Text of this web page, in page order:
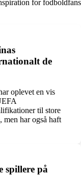
for fodboldfans
de
oplevet en vis
til store
men har også haft
spillere på